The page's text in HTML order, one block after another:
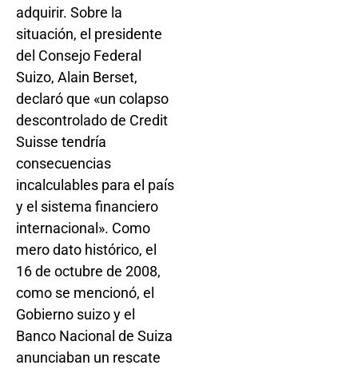
adquirir. Sobre la
situación, el presidente
del Consejo Federal
Suizo, Alain Berset,
declaró que «un colapso
descontrolado de Credit
Suisse tendría
consecuencias
incalculables para el país
y el sistema financiero
internacional». Como
mero dato histórico, el
16 de octubre de 2008,
como se mencionó, el
Gobierno suizo y el
Banco Nacional de Suiza
anunciaban un rescate